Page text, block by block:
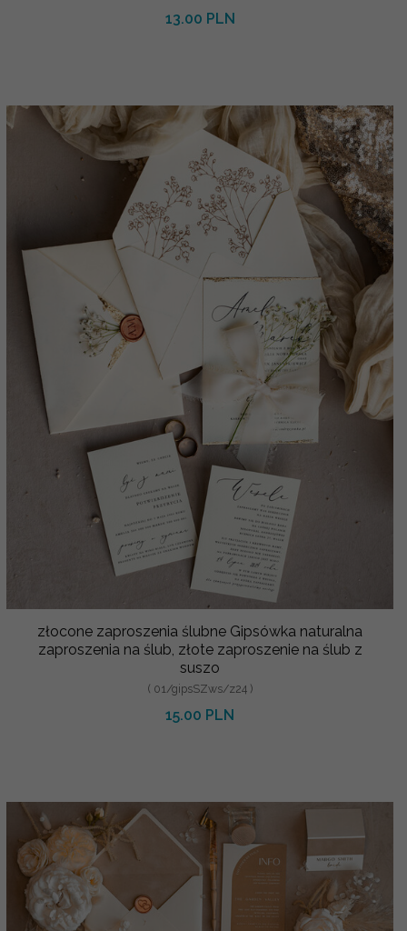
13.00 PLN
złocone zaproszenia ślubne Gipsówka naturalna
zaproszenia na ślub, złote zaproszenie na ślub z
suszo
( 01/gipsSZws/z24 )
15.00 PLN